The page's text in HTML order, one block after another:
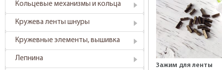
Кольцевые механизмы и кольца
Кружева ленты шнуры
Кружевные элементы, вышивка
Лепнина
Зажим для ленты